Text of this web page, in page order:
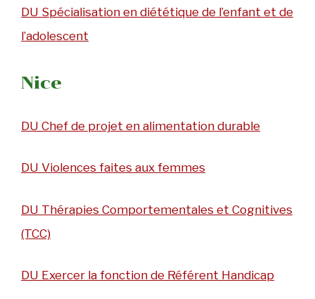
DU Spécialisation en diététique de l’enfant et de
l’adolescent
Nice
DU Chef de projet en alimentation durable
DU Violences faites aux femmes
DU Thérapies Comportementales et Cognitives
(TCC)
DU Exercer la fonction de Référent Handicap